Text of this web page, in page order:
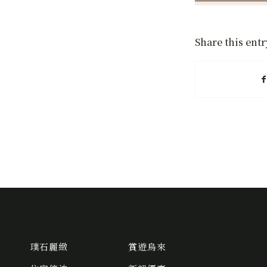
Share this
璞石麗緻
賞遊烏來